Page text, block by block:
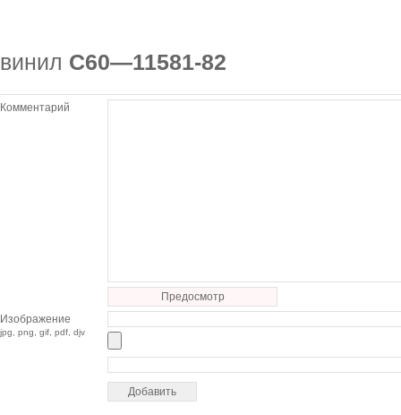
винил С60—11581-82
Комментарий
Предосмотр
Изображение
jpg, png, gif, pdf, djv